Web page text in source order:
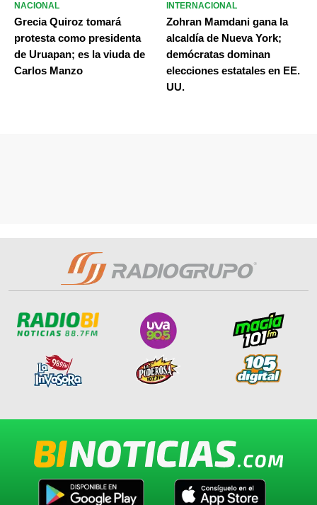
NACIONAL
Grecia Quiroz tomará
protesta como presidenta
de Uruapan; es la viuda de
Carlos Manzo
INTERNACIONAL
Zohran Mamdani gana la
alcaldía de Nueva York;
demócratas dominan
elecciones estatales en EE.
UU.